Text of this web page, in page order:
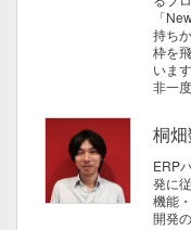
「
持ち
枠を
いま
非一
桐
ERP
発に
機能
開発